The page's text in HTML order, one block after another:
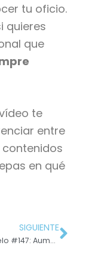
tu oficio.
quieres
que
te
entre
en qué
SIGUIENTE
Copymelo #147: Aumenta tu credibilidad con la Fórmula de las 3 Preguntas